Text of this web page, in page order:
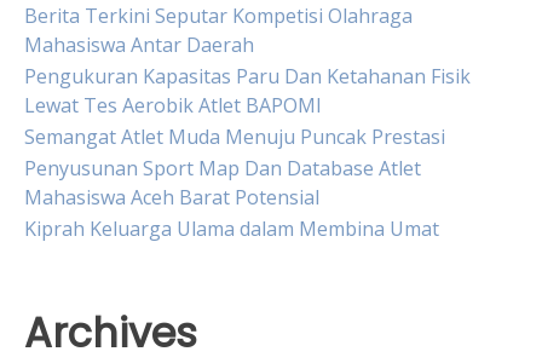
Berita Terkini Seputar Kompetisi Olahraga
Mahasiswa Antar Daerah
Pengukuran Kapasitas Paru Dan Ketahanan Fisik
Lewat Tes Aerobik Atlet BAPOMI
Semangat Atlet Muda Menuju Puncak Prestasi
Penyusunan Sport Map Dan Database Atlet
Mahasiswa Aceh Barat Potensial
Kiprah Keluarga Ulama dalam Membina Umat
Archives